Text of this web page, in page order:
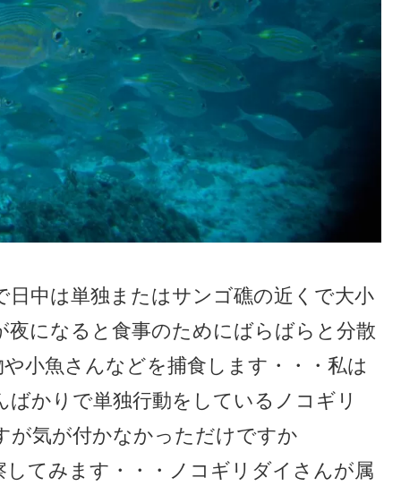
中は単独またはサンゴ礁の近くで大小
になると食事のためにばらばらと分散
小魚さんなどを捕食します・・・私は
かりで単独行動をしているノコギリ
が気が付かなかっただけですか
てみます・・・ノコギリダイさんが属